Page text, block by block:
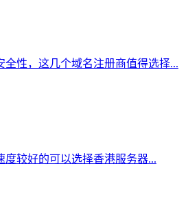
性，这几个域名注册商值得选择...
较好的可以选择香港服务器...